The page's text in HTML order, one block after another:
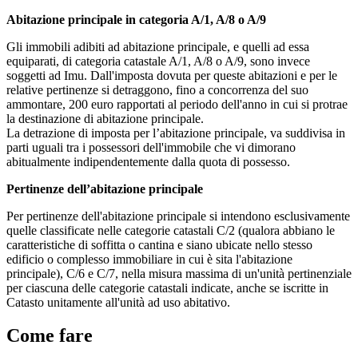
Abitazione principale in categoria A/1, A/8 o A/9
Gli immobili adibiti ad abitazione principale, e quelli ad essa
equiparati, di categoria catastale A/1, A/8 o A/9, sono invece
soggetti ad Imu. Dall'imposta dovuta per queste abitazioni e per le
relative pertinenze si detraggono, fino a concorrenza del suo
ammontare, 200 euro rapportati al periodo dell'anno in cui si protrae
la destinazione di abitazione principale.
La detrazione di imposta per l’abitazione principale, va suddivisa in
parti uguali tra i possessori dell'immobile che vi dimorano
abitualmente indipendentemente dalla quota di possesso.
Pertinenze dell’abitazione principale
Per pertinenze dell'abitazione principale si intendono esclusivamente
quelle classificate nelle categorie catastali C/2 (qualora abbiano le
caratteristiche di soffitta o cantina e siano ubicate nello stesso
edificio o complesso immobiliare in cui è sita l'abitazione
principale), C/6 e C/7, nella misura massima di un'unità pertinenziale
per ciascuna delle categorie catastali indicate, anche se iscritte in
Catasto unitamente all'unità ad uso abitativo.
Come fare